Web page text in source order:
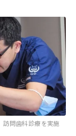
訪問歯科診療を実施